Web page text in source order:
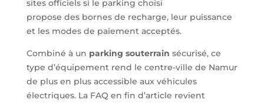
sites officiels si le parking choisi
propose des bornes de recharge, leur puissance
et les modes de paiement acceptés.
Combiné à un parking souterrain sécurisé, ce
type d’équipement rend le centre-ville de Namur
de plus en plus accessible aux véhicules
électriques. La FAQ en fin d’article revient